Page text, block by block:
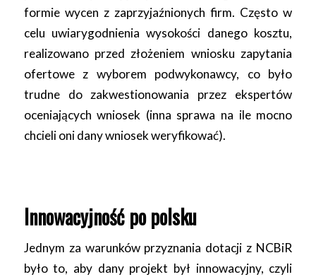
formie wycen z zaprzyjaźnionych firm. Często w
celu uwiarygodnienia wysokości danego kosztu,
realizowano przed złożeniem wniosku zapytania
ofertowe z wyborem podwykonawcy, co było
trudne do zakwestionowania przez ekspertów
oceniających wniosek (inna sprawa na ile mocno
chcieli oni dany wniosek weryfikować).
Innowacyjność po polsku
Jednym za warunków przyznania dotacji z NCBiR
było to, aby dany projekt był innowacyjny, czyli